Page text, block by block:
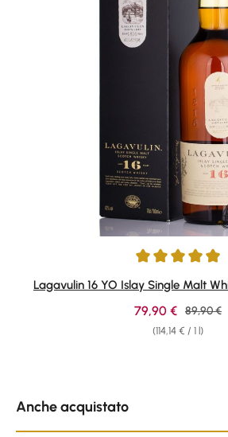
Average rating of 4.95 out of 5 stars
Lagavulin 16 YO Islay Single Malt
(114,14 € / 1 l)
Sale
79,90 € Regular
89,90 €
Anche acquistato